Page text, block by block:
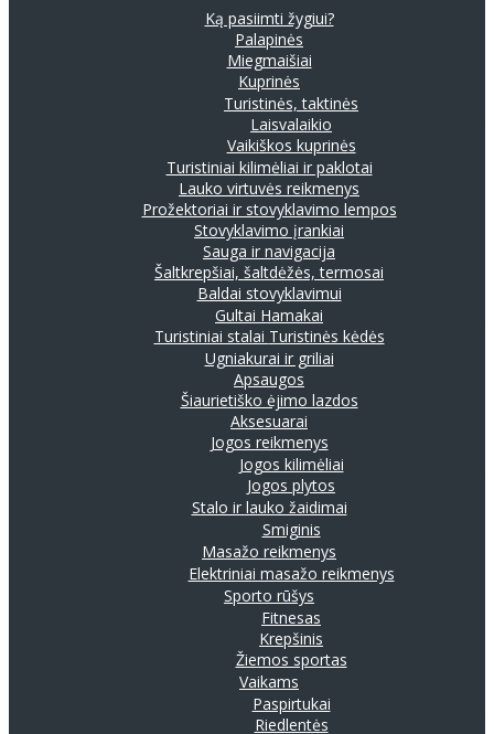
Ką pasiimti žygiui?
Palapinės
Miegmaišiai
Kuprinės
Turistinės, taktinės
Laisvalaikio
Vaikiškos kuprinės
Turistiniai kilimėliai ir paklotai
Lauko virtuvės reikmenys
Prožektoriai ir stovyklavimo lempos
Stovyklavimo įrankiai
Sauga ir navigacija
Šaltkrepšiai, šaltdėžės, termosai
Baldai stovyklavimui
Gultai Hamakai
Turistiniai stalai Turistinės kėdės
Ugniakurai ir griliai
Apsaugos
Šiaurietiško ėjimo lazdos
Aksesuarai
Jogos reikmenys
Jogos kilimėliai
Jogos plytos
Stalo ir lauko žaidimai
Smiginis
Masažo reikmenys
Elektriniai masažo reikmenys
Sporto rūšys
Fitnesas
Krepšinis
Žiemos sportas
Vaikams
Paspirtukai
Riedlentės